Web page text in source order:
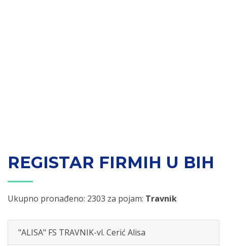
REGISTAR FIRMIH U BIH
Ukupno pronađeno: 2303 za pojam: Travnik
"ALISA" FS TRAVNIK-vl. Cerić Alisa